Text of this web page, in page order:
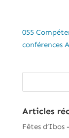
055
conférences
Articles
Fêtes d’Ibos